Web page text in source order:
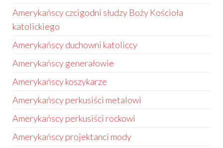
Amerykańscy czcigodni słudzy Boży Kościoła
katolickiego
Amerykańscy duchowni katoliccy
Amerykańscy generałowie
Amerykańscy koszykarze
Amerykańscy perkusiści metalowi
Amerykańscy perkusiści rockowi
Amerykańscy projektanci mody